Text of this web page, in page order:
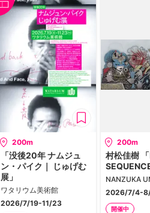
200m
「没後20年 ナムジュ
ン・パイク｜ じゅげむ
展」
ワタリウム美術館
2026/7/19-11/23
200m
村松佳樹
2026/7/4-
開催中